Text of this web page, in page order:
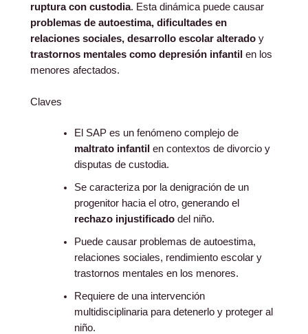
ruptura con custodia. Esta dinámica puede causar
problemas de autoestima, dificultades en
relaciones sociales, desarrollo escolar alterado y
trastornos mentales como depresión infantil en los
menores afectados.
Claves
El SAP es un fenómeno complejo de
maltrato infantil en contextos de divorcio y
disputas de custodia.
Se caracteriza por la denigración de un
progenitor hacia el otro, generando el
rechazo injustificadodel niño.
Puede causar problemas de autoestima,
relaciones sociales, rendimiento escolar y
trastornos mentales en los menores.
Requiere de una intervención
multidisciplinaria para detenerlo y proteger al
niño.